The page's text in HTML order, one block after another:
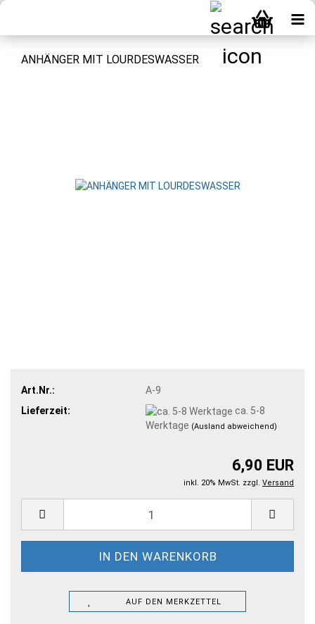
ANHÄNGER MIT LOURDESWASSER
Art.Nr.:
A-9
Lieferzeit:
ca. 5-8
Werktage (Ausland abweichend)
6,90 EUR
inkl. 20% MwSt. zzgl. Versand
AUF DEN MERKZETTEL